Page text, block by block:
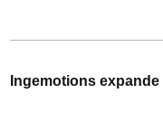
Ingemotions